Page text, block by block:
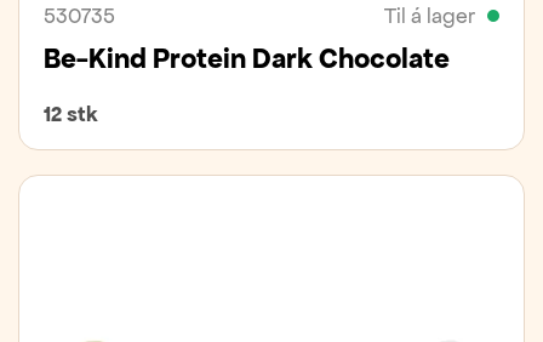
530735 Til á lager
Be-Kind Protein Dark Chocolate
12 stk